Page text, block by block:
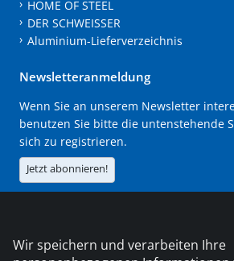
HOME OF STEEL
DER SCHWEISSER
Aluminium-Lieferverzeichnis
Newsletteranmeldung
Wenn Sie an unserem Newsletter
benutzen Sie bitte die untenstehende
sich zu registrieren.
Jetzt abonnieren!
Die DVS Media GmbH ist ein
Wir speichern und verarbeiten Ihre